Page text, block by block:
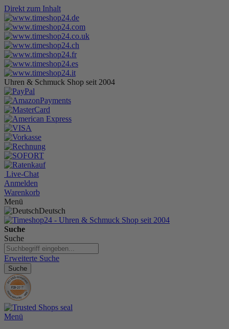
Direkt zum Inhalt
Uhren & Schmuck Shop seit 2004
Live-Chat
Anmelden
Warenkorb
Menü
Deutsch
Suche
Suche
Erweiterte Suche
Suche
Menü